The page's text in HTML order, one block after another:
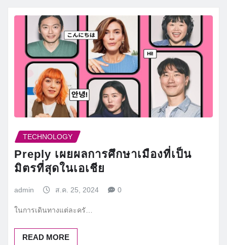
TECHNOLOGY
Preply เผยผลการศึกษาเมืองที่เป็น
มิตรที่สุดในเอเชีย
admin ส.ค. 25, 2024 0
ในการเดินทางแต่ละครั…
READ MORE